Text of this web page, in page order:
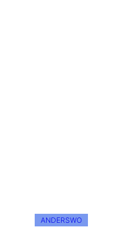
ANDERSWO